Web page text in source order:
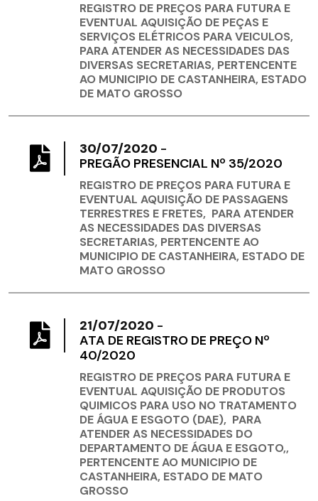
REGISTRO DE PREÇOS PARA FUTURA E
EVENTUAL AQUISIÇÃO DE PEÇAS E
SERVIÇOS ELÉTRICOS PARA VEICULOS,
PARA ATENDER AS NECESSIDADES DAS
DIVERSAS SECRETARIAS, PERTENCENTE
AO MUNICIPIO DE CASTANHEIRA, ESTADO
DE MATO GROSSO
30/07/2020 -
PREGÃO PRESENCIAL Nº 35/2020
REGISTRO DE PREÇOS PARA FUTURA E
EVENTUAL AQUISIÇÃO DE PASSAGENS
TERRESTRES E FRETES, PARA ATENDER
AS NECESSIDADES DAS DIVERSAS
SECRETARIAS, PERTENCENTE AO
MUNICIPIO DE CASTANHEIRA, ESTADO DE
MATO GROSSO
21/07/2020 -
ATA DE REGISTRO DE PREÇO Nº
40/2020
REGISTRO DE PREÇOS PARA FUTURA E
EVENTUAL AQUISIÇÃO DE PRODUTOS
QUIMICOS PARA USO NO TRATAMENTO
DE ÁGUA E ESGOTO (DAE), PARA
ATENDER AS NECESSIDADES DO
DEPARTAMENTO DE ÁGUA E ESGOTO,,
PERTENCENTE AO MUNICIPIO DE
CASTANHEIRA, ESTADO DE MATO
GROSSO